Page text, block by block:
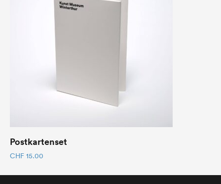
Postkartenset
CHF 15.00